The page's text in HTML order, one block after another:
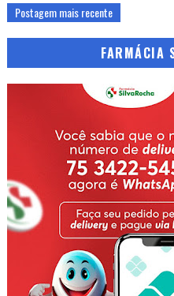
Postagem mais recente
FARMÁCIA